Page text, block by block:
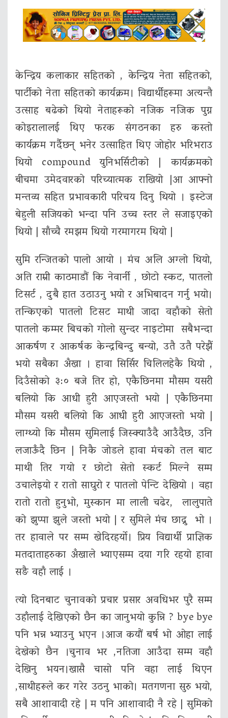
केन्द्रिय कलाकार सहितको , केन्द्रिय नेता सहितको,
पार्टीको नेता सहितको कार्यक्रम। विद्यार्थीहरूमा अत्यन्तै
उत्साह बढेको थियो नेताहरूको नजिक नजिक पुग्न
कोइरालालई थिए फरक संगठनका हरु कस्तो
कार्यक्रम गर्दैछन् भनेर उत्साहित थिए जोहोर भरिभराउ
थियो compound युनिभर्सिटीको | कार्यक्रमको
बीचमा उमेदवारको परिच्यात्मक राखियो |आ आफ्नो
मन्तव्य सहित प्रभावकारी परिचय दिनु थियो । इस्टेज
बेहुली सजियको भन्दा पनि उच्च स्तर ले सजाइएको
थियो | साँच्चै रमझम थियो गरमागरम थियो |
सुमि रन्जितको पालो आयो । मंच अलि अग्लो थियो,
अति राम्री काठमाडौं कि नेवार्नी , छोटो स्कट, पातलो
टिसर्ट , दुबै हात उठाउनु भयो र अभिबादन गर्नु भयो।
तन्किएको पातलो टिसट माथी जादा वहाँको सेतो
पातलो कम्मर बिचको गोलो सुन्दर नाइटोमा सबैभन्दा
आकर्षण र आकर्षक केन्द्रबिन्दु बन्यो, उतै उतै परेझैं
भयो सबैका अँखा । हावा सिर्सिर चिलिलहेकै थियो ,
दिउँसोको ३:० बजे तिर हो, एकैछिनमा मौसम यसरी
बलियो कि आधी हुरी आएजस्तो भयो | एकैछिनमा
मौसम यसरी बलियो कि आधी हुरी आएजस्तो भयो |
लाग्थ्यो कि मौसम सुमिलाई जिस्क्याउँदै आउँदैछ, उनि
लजाऊँदै छिन | निकै जोडले हावा मंचको तल बाट
माथी तिर गयो र छोटाे सेतो स्कर्ट मिल्ने सम्म
उचालेइयो र रातो साघुरो र पातलो पेन्टि देखियो । वहा
रातो रातो हुनुभो, मुस्कान मा लाली चढेर, लालुपाते
को झुप्पा झुले जस्तो भयो | र सुमिले मंच छाद्नु भो ।
तर हावाले पर सम्म खेदिरहर्यो। प्रिय विद्यार्थी प्राज्ञिक
मतदाताहरुका अँखाले भ्याएसम्म दया गरि रहयो हावा
सङै वहाँ लाई ।
त्यो दिनबाट चुनावको प्रचार प्रसार अवधिभर पुरै सम्म
उहाँलाई देखिएको छैन का जानुभयो कुन्नि ? bye bye
पनि भन्न भ्याउनु भएन ।आज कयौं बर्ष भो ओहा लाई
देखेको छैन ।चुनाव भर ,नतिजा आउँदा सम्म वहाँ
देखिनु भयन।खासै चासो पनि वहा लाई थिएन
,साथीहरूले कर गरेर उठनु भाको। मतगणना सुरु भयो,
सबै आशावादी रहे | म पनि आशावादी नै रहे | सुमिको